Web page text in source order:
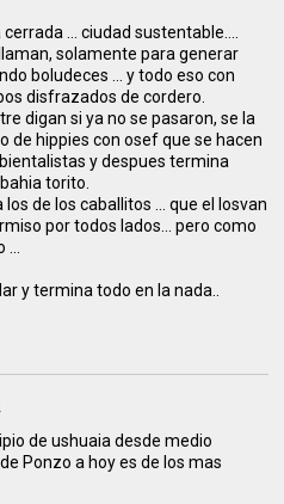
... ciudad sustentable....
solamente para generar
boludeces ... y todo eso con
disfrazados de cordero.
digan si ya no se pasaron, se la
de hippies con osef que se hacen
y despues termina
torito.
de los caballitos ... que el losvan
por todos lados... pero como
y termina todo en la nada..
de ushuaia desde medio
Ponzo a hoy es de los mas